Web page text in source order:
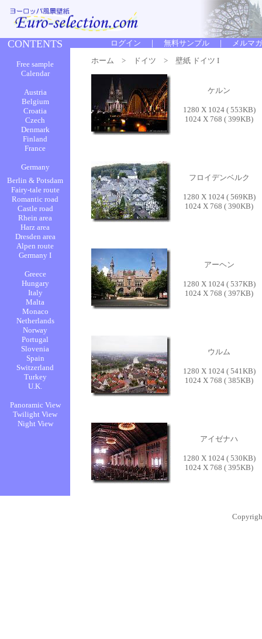
ホーム > ドイツ > 壁紙 ドイツ I
ケルン
1280 X 1024 ( 553KB)
1024 X 768 ( 399KB)
フロイデンベルク
1280 X 1024 ( 569KB)
1024 X 768 ( 390KB)
アーヘン
1280 X 1024 ( 537KB)
1024 X 768 ( 397KB)
ウルム
1280 X 1024 ( 541KB)
1024 X 768 ( 385KB)
アイゼナハ
1280 X 1024 ( 530KB)
1024 X 768 ( 395KB)